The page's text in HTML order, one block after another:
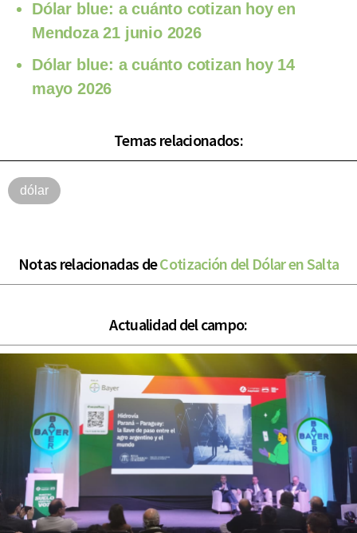
Dólar blue: a cuánto cotizan hoy en
Mendoza 21 junio 2026
Dólar blue: a cuánto cotizan hoy 14
mayo 2026
Temas relacionados:
dólar
Notas relacionadas deCotización del Dólar en Salta
Actualidad del campo: